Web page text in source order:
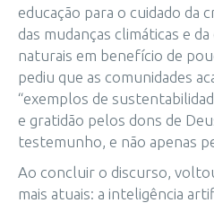
educação para o cuidado da
das mudanças climáticas e
naturais em benefício de
pediu que as comunidades
“exemplos de
e gratidão pelos dons de
testemunho, e não apenas
Ao concluir o discurso,
mais atuais: a inteligência